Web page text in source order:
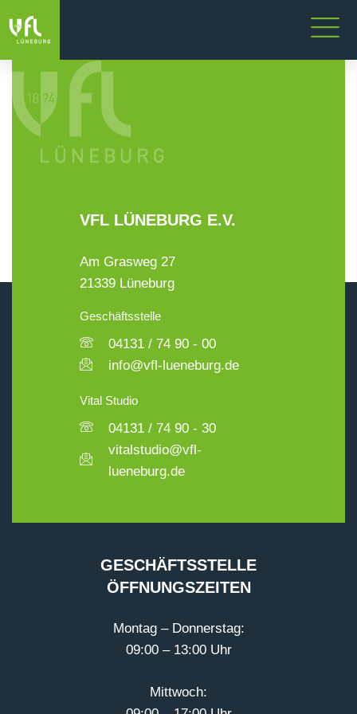
VFL LÜNEBURG E.V.
Am Grasweg 27
21339 Lüneburg
Geschäftsstelle
04131 / 74 90 - 00
info@vfl-lueneburg.de
Vital Studio
04131 / 74 90 - 30
vitalstudio@vfl-
lueneburg.de
GESCHÄFTSSTELLE
ÖFFNUNGSZEITEN
Montag – Donnerstag:
09:00 – 13:00 Uhr
Mittwoch: